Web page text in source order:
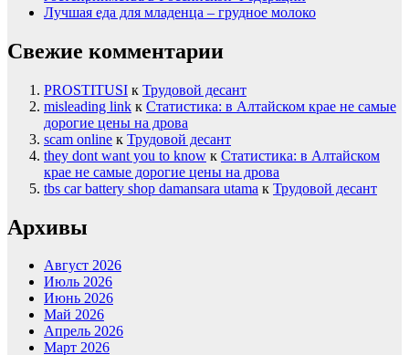
Лучшая еда для младенца – грудное молоко
Свежие комментарии
PROSTITUSI к Трудовой десант
misleading link к Статистика: в Алтайском крае не самые
дорогие цены на дрова
scam online к Трудовой десант
they dont want you to know к Статистика: в Алтайском
крае не самые дорогие цены на дрова
tbs car battery shop damansara utama к Трудовой десант
Архивы
Август 2026
Июль 2026
Июнь 2026
Май 2026
Апрель 2026
Март 2026